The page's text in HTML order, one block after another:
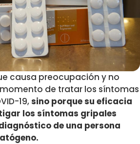
causa preocupación y no
de tratar los síntomas
19,sino porque su eficacia
los síntomas gripales
de una persona